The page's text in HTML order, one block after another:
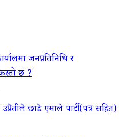
जनप्रतिनिधि र
छ ?
छाडे एमाले पार्टी(पत्र सहित)